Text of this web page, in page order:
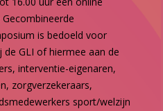
is bedoeld voor
GLI of hiermee aan de
interventie-eigenaren,
zorgverzekeraars,
sport/welzijn